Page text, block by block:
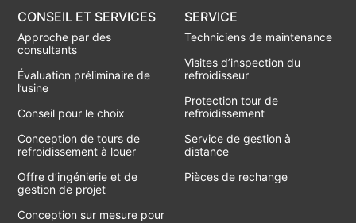
CONSEIL ET SERVICES
Approche par des
consultants
Évaluation préliminaire de
l’usine
Conseil pour le choix
Conception de tours de
refroidissement à louer
Offre d’ingénierie et de
gestion de projet
Conception sur mesure pour
SERVICE
Techniciens de maintenance
Visites d’inspection du
refroidisseur
Protection tour de
refroidissement
Service de gestion à
distance
Pièces de rechange